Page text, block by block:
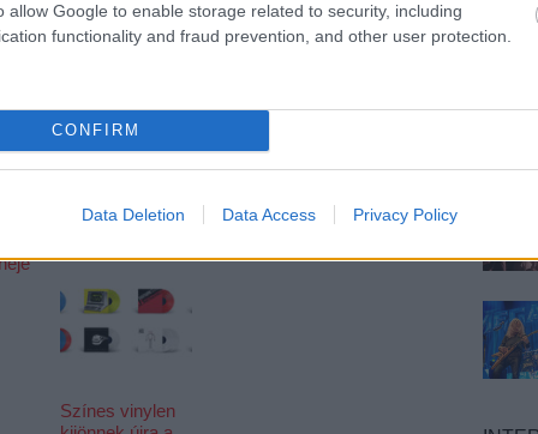
allow Google to enable storage related to security, including
functionality and fraud prevention, and other user protection.
CONFIRM
Data Deletion Data Access Privacy Policy
Így tanítja
basszusgitározni
Primus főnöke
Káros
szenvedély - Itt
EP-je + egy
Színes vinylen